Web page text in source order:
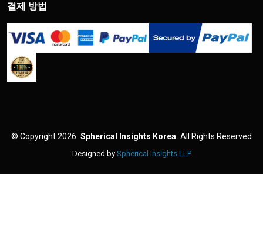
결제 방법
© Copyright 2026 Spherical Insights Korea All Rights Reserved
Designed by Spherical Insights LLP